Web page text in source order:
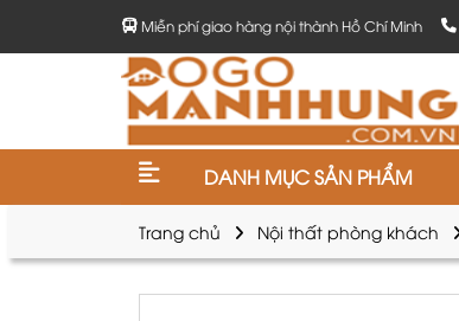
Miễn phí giao hàng nội thành Hồ Chí Minh
DANH MỤC SẢN PHẨM
Trang chủ Nội thất phòng khách